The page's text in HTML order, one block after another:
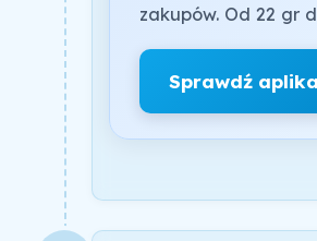
zakupów. Od 22 gr
Sprawdź